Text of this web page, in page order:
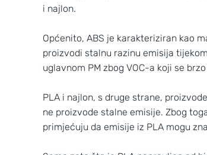
i najlon.
Općenito, ABS je karakteriziran kao
proizvodi stalnu razinu emisija
uglavnom PM zbog VOC-a koji se
PLA i najlon, s druge strane,
ne proizvode stalne emisije. Zbog
primjećuju da emisije iz PLA mogu